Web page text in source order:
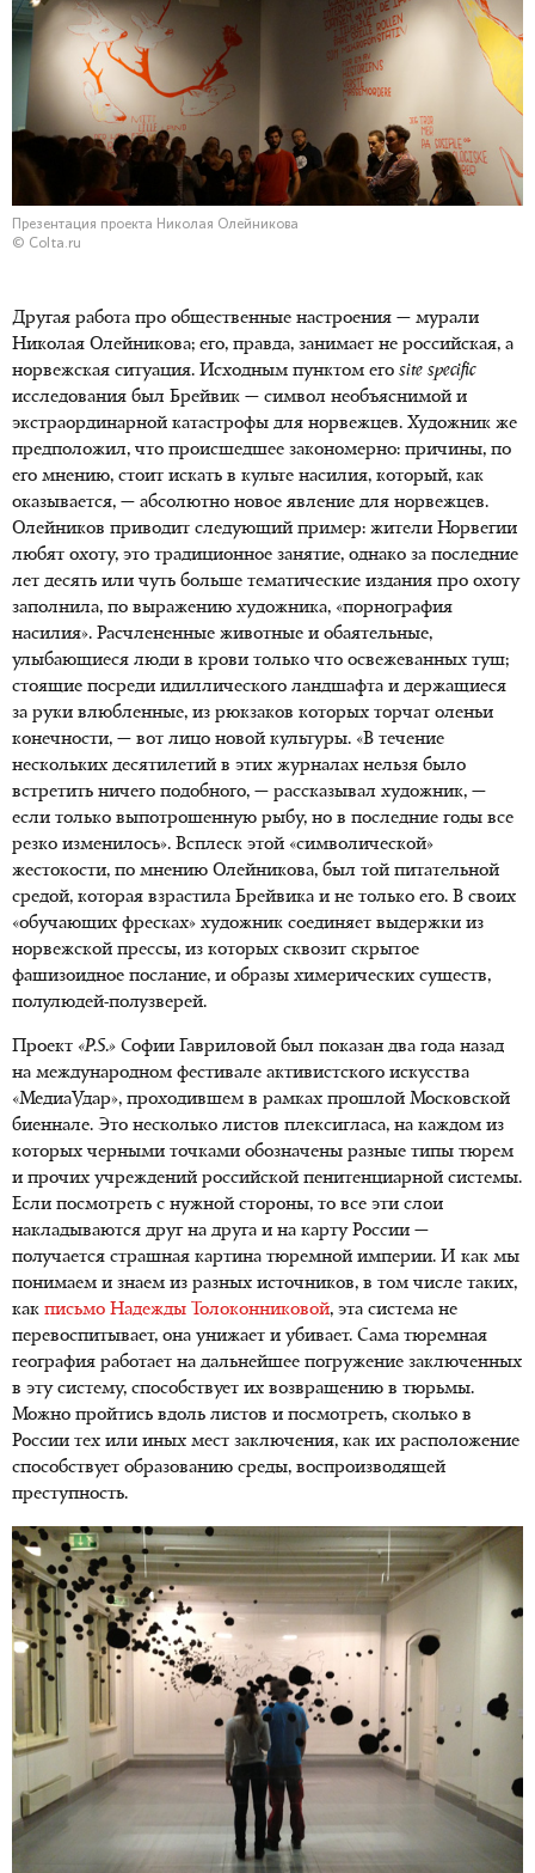
Презентация проекта Николая Олейникова
© Colta.ru
Другая работа про общественные настроения — мурали
Николая Олейникова; его, правда, занимает не российская, а
норвежская ситуация. Исходным пунктом его site specific
исследования был Брейвик — символ необъяснимой и
экстраординарной катастрофы для норвежцев. Художник же
предположил, что происшедшее закономерно: причины, по
его мнению, стоит искать в культе насилия, который, как
оказывается, — абсолютно новое явление для норвежцев.
Олейников приводит следующий пример: жители Норвегии
любят охоту, это традиционное занятие, однако за последние
лет десять или чуть больше тематические издания про охоту
заполнила, по выражению художника, «порнография
насилия». Расчлененные животные и обаятельные,
улыбающиеся люди в крови только что освежеванных туш;
стоящие посреди идиллического ландшафта и держащиеся
за руки влюбленные, из рюкзаков которых торчат оленьи
конечности, — вот лицо новой культуры. «В течение
нескольких десятилетий в этих журналах нельзя было
встретить ничего подобного, — рассказывал художник, —
если только выпотрошенную рыбу, но в последние годы все
резко изменилось». Всплеск этой «символической»
жестокости, по мнению Олейникова, был той питательной
средой, которая взрастила Брейвика и не только его. В своих
«обучающих фресках» художник соединяет выдержки из
норвежской прессы, из которых сквозит скрытое
фашизоидное послание, и образы химерических существ,
полулюдей-полузверей.
Проект «P.S.» Софии Гавриловой был показан два года назад
на международном фестивале активистского искусства
«МедиаУдар», проходившем в рамках прошлой Московской
биеннале. Это несколько листов плексигласа, на каждом из
которых черными точками обозначены разные типы тюрем
и прочих учреждений российской пенитенциарной системы.
Если посмотреть с нужной стороны, то все эти слои
накладываются друг на друга и на карту России —
получается страшная картина тюремной империи. И как мы
понимаем и знаем из разных источников, в том числе таких,
как письмо Надежды Толоконниковой, эта система не
перевоспитывает, она унижает и убивает. Сама тюремная
география работает на дальнейшее погружение заключенных
в эту систему, способствует их возвращению в тюрьмы.
Можно пройтись вдоль листов и посмотреть, сколько в
России тех или иных мест заключения, как их расположение
способствует образованию среды, воспроизводящей
преступность.